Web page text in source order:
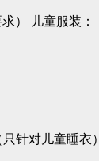
） 儿童服装：
针对儿童睡衣）